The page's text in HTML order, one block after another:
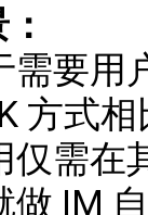
需要用
方式
仅需
做 IM